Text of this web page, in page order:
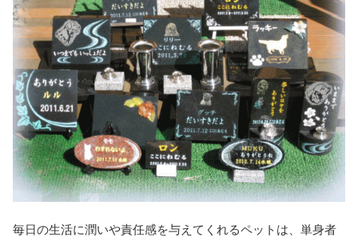
毎日の生活に潤いや責任感を与えてくれるペットは、単身者